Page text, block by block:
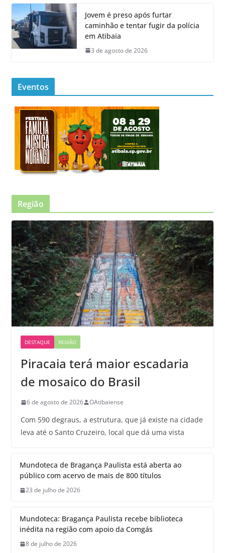
Jovem é preso após furtar
caminhão e tentar fugir da polícia
em Atibaia
3 de agosto de 2026
Eventos
Região
DESTAQUE REGIÃO
Piracaia terá maior escadaria
de mosaico do Brasil
6 de agosto de 2026 OAtibaiense
Com 590 degraus, a estrutura, que já existe na cidade
leva até o Santo Cruzeiro, local que dá uma vista
Mundoteca de Bragança Paulista está aberta ao
público com acervo de mais de 800 títulos
23 de julho de 2026
Mundoteca: Bragança Paulista recebe biblioteca
inédita na região com apoio da Comgás
8 de julho de 2026